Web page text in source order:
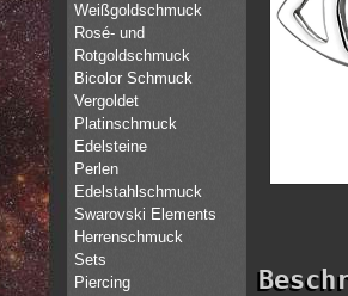
Weißgoldschmuck
Rosé- und
Rotgoldschmuck
Bicolor Schmuck
Vergoldet
Platinschmuck
Edelsteine
Perlen
Edelstahlschmuck
Swarovski Elements
Herrenschmuck
Sets
Piercing